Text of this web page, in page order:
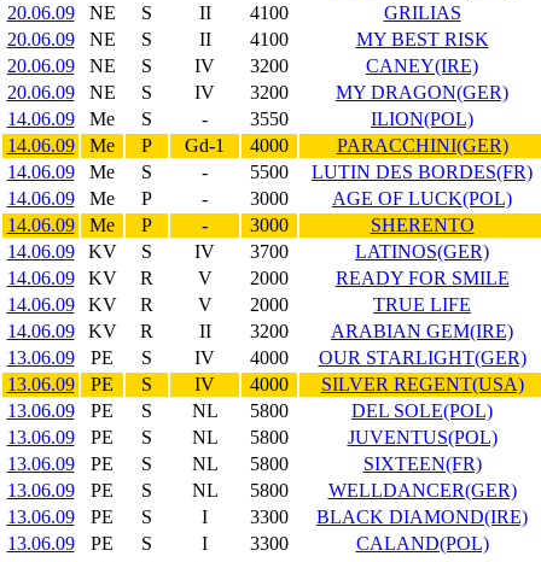
20.06.09
NE S II 4100
GRILIAS
20.06.09
NE S II 4100
MY BEST RISK
20.06.09
NE S IV 3200
CANEY(IRE)
20.06.09
NE S IV 3200
MY DRAGON(GER)
14.06.09
Me S - 3550
ILION(POL)
14.06.09
Me P Gd-1 4000
PARACCHINI(GER)
14.06.09
Me S - 5500
LUTIN DES BORDES(FR)
14.06.09
Me P - 3000
AGE OF LUCK(POL)
14.06.09
Me P - 3000
SHERENTO
14.06.09
KV S IV 3700
LATINOS(GER)
14.06.09
KV R V 2000
READY FOR SMILE
14.06.09
KV R V 2000
TRUE LIFE
14.06.09
KV R II 3200
ARABIAN GEM(IRE)
13.06.09
PE S IV 4000
OUR STARLIGHT(GER)
13.06.09
PE S IV 4000
SILVER REGENT(USA)
13.06.09
PE S NL 5800
DEL SOLE(POL)
13.06.09
PE S NL 5800
JUVENTUS(POL)
13.06.09
PE S NL 5800
SIXTEEN(FR)
13.06.09
PE S NL 5800
WELLDANCER(GER)
13.06.09
PE S I 3300
BLACK DIAMOND(IRE)
13.06.09
PE S I 3300
CALAND(POL)